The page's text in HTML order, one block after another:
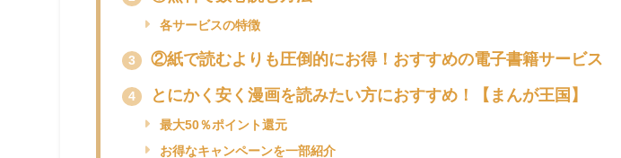
各サービスの特徴
3 ②紙で読むよりも圧倒的にお得！おすすめの電子書籍サービス
4 とにかく安く漫画を読みたい方におすすめ！【まんが王国】
最大50％ポイント還元
お得なキャンペーンを一部紹介